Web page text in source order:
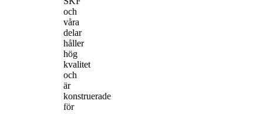
och
våra
delar
håller
hög
kvalitet
och
är
konstruerade
för